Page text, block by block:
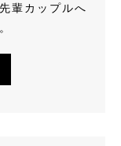
輩カップルへ